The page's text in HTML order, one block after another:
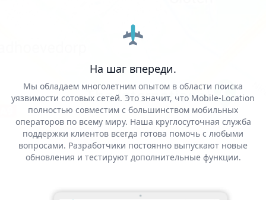
На шаг впереди.
Мы обладаем многолетним опытом в области поиска
уязвимости сотовых сетей. Это значит, что Mobile-Location
полностью совместим с большинством мобильных
операторов по всему миру. Наша круглосуточная служба
поддержки клиентов всегда готова помочь с любыми
вопросами. Разработчики постоянно выпускают новые
обновления и тестируют дополнительные функции.